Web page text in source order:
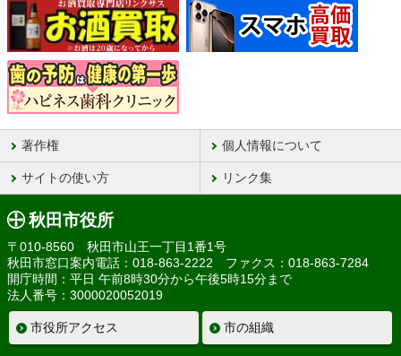
著作権 個人情報について
サイトの使い方 リンク集
秋田市役所
〒010-8560 秋田市山王一丁目1番1号
秋田市窓口案内電話：018-863-2222 ファクス：018-863-7284
開庁時間：平日 午前8時30分から午後5時15分まで
法人番号：3000020052019
市役所アクセス 市の組織